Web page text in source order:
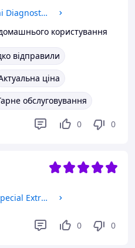
Стетоскоп Раппапорта Ridni Diagnostics Распродажа!
користування
відправили
ціна
обслуговування
0 0
Стетоскоп Раппапорта LD Special Extra Long 72 см Распродажа!
0 0